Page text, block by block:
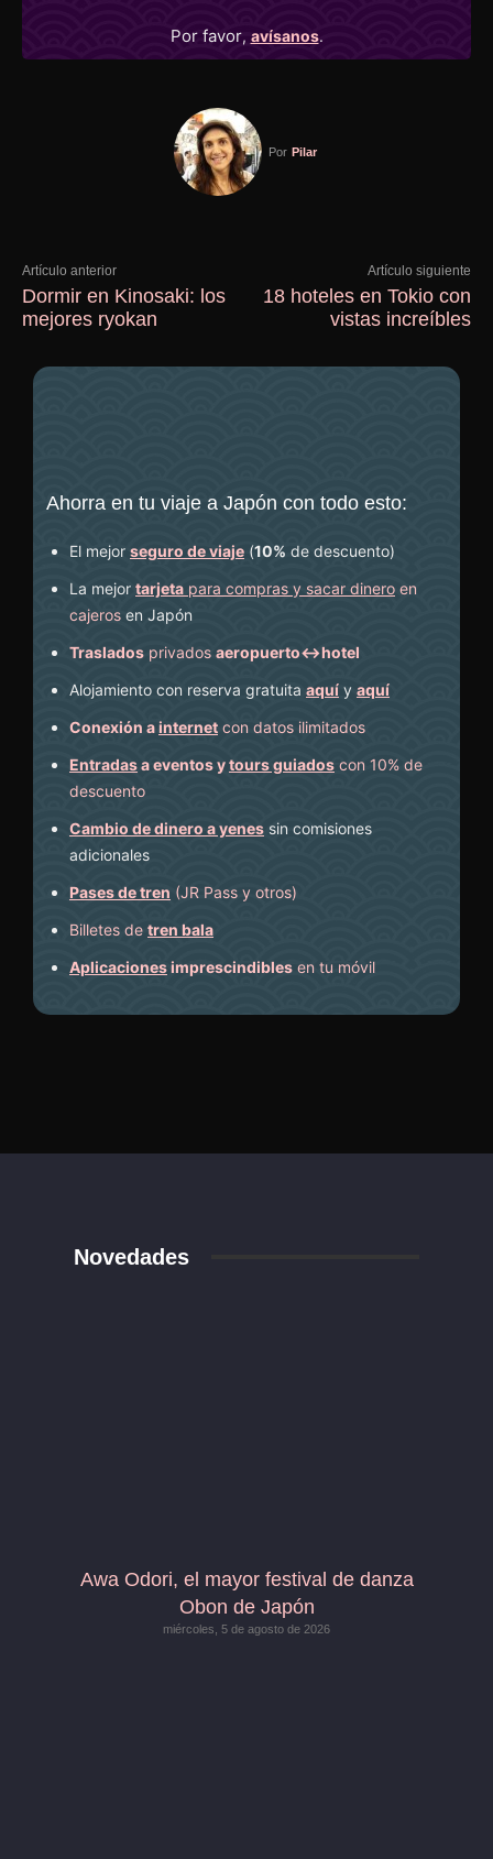
Por favor, avísanos.
Por Pilar
Artículo anterior
Dormir en Kinosaki: los
mejores ryokan
Artículo siguiente
18 hoteles en Tokio con
vistas increíbles
Ahorra en tu viaje a Japón con todo esto:
El mejor seguro de viaje (10% de descuento)
La mejor tarjeta para compras y sacar dinero en
cajeros en Japón
Traslados privados aeropuerto↔hotel
Alojamiento con reserva gratuita aquí y aquí
Conexión ainternet con datos ilimitados
Entradasa eventos ytours guiados con 10% de
descuento
Cambio de dinero a yenes sin comisiones
adicionales
Pases de tren (JR Pass y otros)
Billetes de tren bala
Aplicacionesimprescindibles en tu móvil
Novedades
Awa Odori, el mayor festival de danza
Obon de Japón
miércoles, 5 de agosto de 2026